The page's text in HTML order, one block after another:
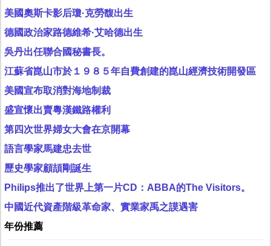
美國奧斯卡影后瓊·克勞馥出生
德國政治家路德維希·艾哈德出生
吳丹出任聯合國秘書長。
江蘇省崑山市於１９８５年自費創建的崑山經濟技術開發區
美國宣布取消對海地制裁
盛宣懷出賣粵漢鐵路權利
第四次世界婦女大會在京開幕
語言學家馬建忠去世
歷史學家顧頡剛誕生
Philips推出了世界上第一片CD：ABBA的The Visitors。
中國近代資產階級革命家、實業家禹之謨遇害
年份推薦